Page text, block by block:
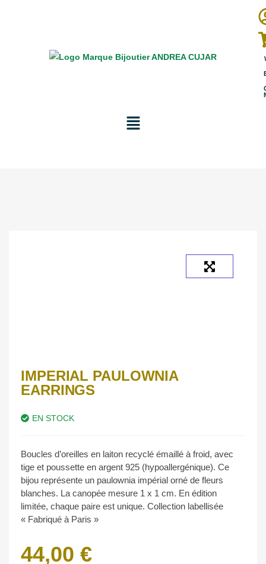
IMPERIAL PAULOWNIA
EARRINGS
EN STOCK
Boucles d’oreilles en laiton recyclé émaillé à froid, avec
tige et poussette en argent 925 (hypoallergénique). Ce
bijou représente un paulownia impérial orné de fleurs
blanches. La canopée mesure 1 x 1 cm. En édition
limitée, chaque paire est unique. Collection labellisée
« Fabriqué à Paris »
44,00 €